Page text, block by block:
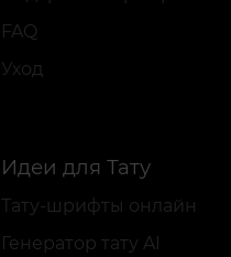
FAQ
Уход
Идеи для Тату
Тату-шрифты онлайн
Генератор тату AI